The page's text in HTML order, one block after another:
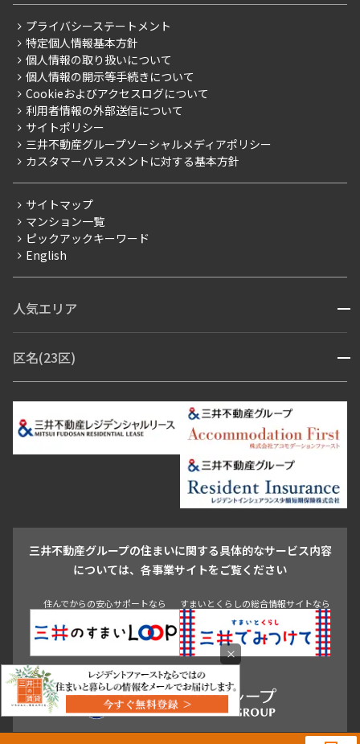
0120-321-364
こだわりから探す
こだわり一覧
プレミアムマンション
新築
当社限定（港区・渋谷区）
当社限定（港区・渋谷区以外）
三井不動産企画
賃料改定
フリーレント
ペット可
ブランドマンション
ご入居・提携サービス
お部屋探しからご契約まで
よくあるご質問
社宅紹介
【仲介会社様向け】当社仲介事業部取り扱い物件入居申込
会社情報
事業案内
採用情報
ニュースリリース
お問い合わせ
プライバシーステートメント
特定個人情報基本方針
個人情報の取り扱いについて
個人情報の開示等手続きについて
Cookieおよびアクセスログについて
利用者情報の外部送信について
サイトポリシー
三井不動産グループソーシャルメディアポリシー
カスタマーハラスメントに対する基本方針
サイトマップ
マンション一覧
ピックアックキーワード
English
人気エリア 開閉
青山・表参道・原宿
市ヶ谷・神楽坂・飯田橋
三田・芝・浜松町
芝浦・汐留・品川
月島・勝どき・豊洲
本郷・春日・小石川
新宿・代々木
目白・高田馬場・早稲田
祐天寺・学芸大学・自由が丘
池袋・板橋・王子
青山 渋谷 東京・大手町 新宿 品川
目黒・中目黒
区名(23区) 開閉
江東区 台東区 墨田区
中野区
豊島区
杉並区 板橋区 練馬区 荒川区
足立区
三井不動産グループの住まいに関する具体的なサービス内容
については、各事業サイトをご覧ください
住んでからの安心サポートなら すまいとくらしの総合情報サイトなら
×